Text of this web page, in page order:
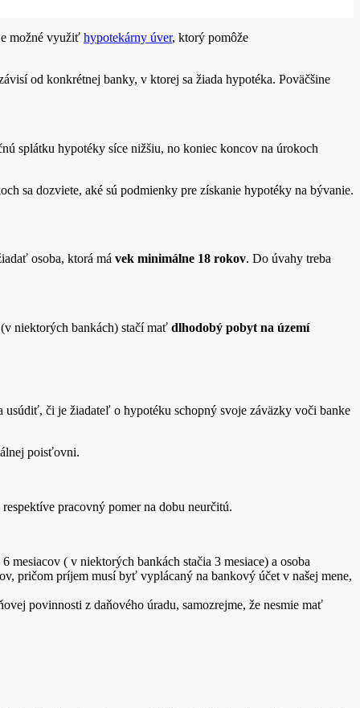
možné využiť hypotekárny úver, ktorý pomôže
od konkrétnej banky, v ktorej sa žiada hypotéka. Poväčšine
splátku hypotéky síce nižšiu, no koniec koncov na úrokoch
sa dozviete, aké sú podmienky pre získanie hypotéky na bývanie.
osoba, ktorá má vek minimálne 18 rokov. Do úvahy treba
niektorých bankách) stačí mať dlhodobý pobyt na území
či je žiadateľ o hypotéku schopný svoje záväzky voči banke
poisťovni.
pracovný pomer na dobu neurčitú.
( v niektorých bankách stačia 3 mesiace) a osoba
pričom príjem musí byť vyplácaný na bankový účet v našej mene,
povinnosti z daňového úradu, samozrejme, že nesmie mať